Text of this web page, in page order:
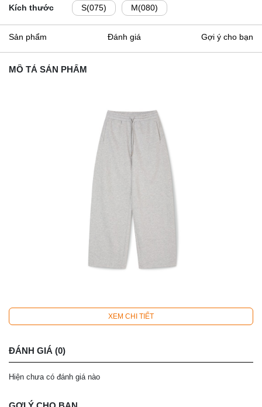
Kích thước S(075) M(080)
Sản phẩm Đánh giá Gợi ý cho bạn
MÔ TẢ SẢN PHẨM
XEM CHI TIẾT
ĐÁNH GIÁ (0)
Hiện chưa có đánh giá nào